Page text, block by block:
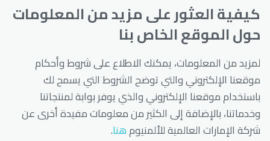
كيفية العثور على مزيد من المعلومات
حول الموقع الخاص بنا
لمزيد من المعلومات، يمكنك الاطلاع على شروط وأحكام
موقعنا الإلكتروني والتي توضح الشروط التي يسمح لك
باستخدام موقعنا الإلكتروني والذي يوفر بوابة لمنتجاتنا
وخدماتنا، بالإضافة إلى الكثير من معلومات مفيدة أخرى عن
شركة الإمارات العالمية للألمنيومهنا.